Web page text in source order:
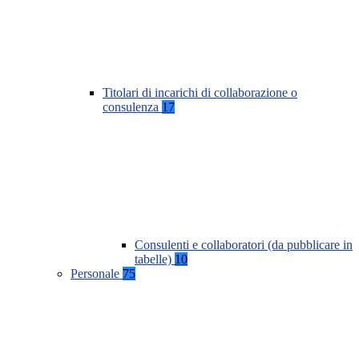
Titolari di incarichi di collaborazione o
consulenza 17
Consulenti e collaboratori (da pubblicare in
tabelle) 10
Personale 75